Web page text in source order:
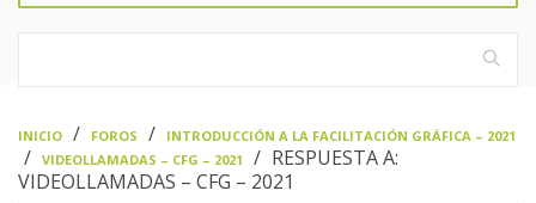
INICIO FOROS INTRODUCCIÓN A LA FACILITACIÓN GRÁFICA – 2021
VIDEOLLAMADAS – CFG – 2021
RESPUESTA A:
VIDEOLLAMADAS – CFG – 2021